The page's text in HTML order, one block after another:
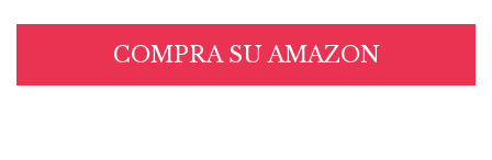
COMPRA SU AMAZON